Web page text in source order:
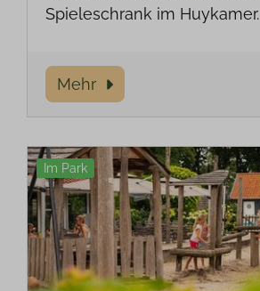
Spieleschrank im Huykamer.
Mehr
Im Park